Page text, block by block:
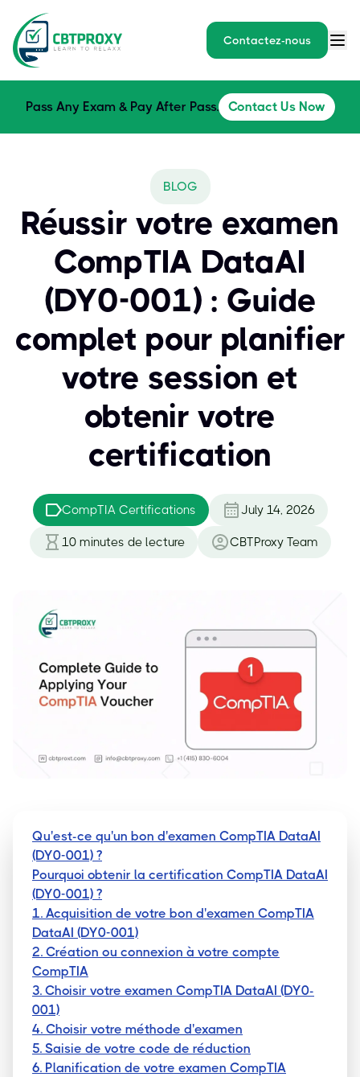
Contactez-nous
Pass Any Exam & Pay After Pass. Contact Us Now
BLOG
Réussir votre examen
CompTIA DataAI
(DY0-001) : Guide
complet pour planifier
votre session et
obtenir votre
certification
CompTIA Certifications July 14, 2026
10 minutes de lecture CBTProxy Team
Qu'est-ce qu'un bon d'examen CompTIA DataAI
(DY0-001) ?
Pourquoi obtenir la certification CompTIA DataAI
(DY0-001) ?
1. Acquisition de votre bon d'examen CompTIA
DataAI (DY0-001)
2. Création ou connexion à votre compte
CompTIA
3. Choisir votre examen CompTIA DataAI (DY0-
001)
4. Choisir votre méthode d'examen
5. Saisie de votre code de réduction
6. Planification de votre examen CompTIA